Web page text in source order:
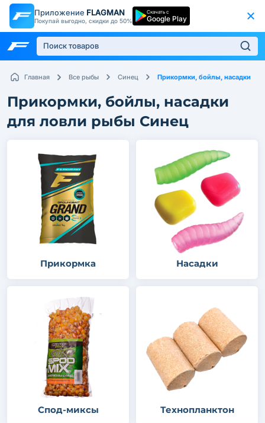
Приложение FLAGMAN
Покупай выгодно, скидки до 50%
Скачать с
Google Play
Главная Все рыбы Синец Прикормки, бойлы, насадки
Прикормки, бойлы, насадки
для ловли рыбы Синец
Прикормка Насадки
Спод-миксы Технопланктон